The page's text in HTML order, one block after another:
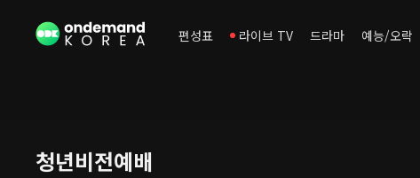
편성표 라이브 TV 드라마 예능/오락
청년비전예배